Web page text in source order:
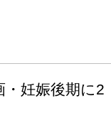
妊娠後期に2